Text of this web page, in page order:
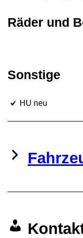
Räder und
Sonstige
HU neu